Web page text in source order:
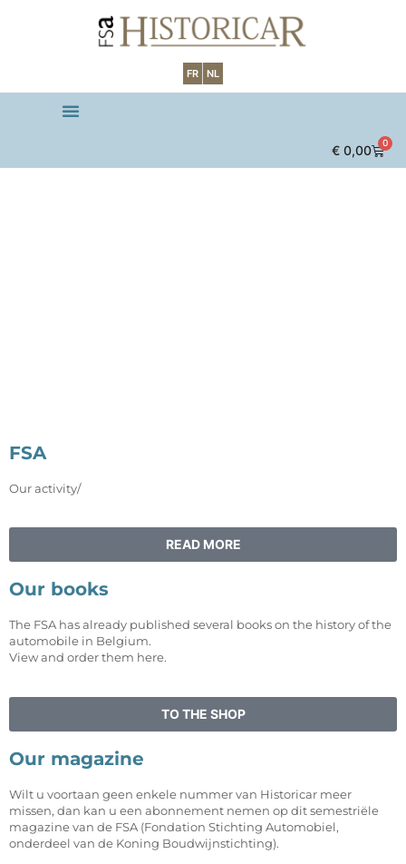
FR NL
€ 0,00 0
FSA
Our activity/
READ MORE
Our books
The FSA has already published several books on the history of the
automobile in Belgium.
View and order them here.
TO THE SHOP
Our magazine
Wilt u voortaan geen enkele nummer van Historicar meer
missen, dan kan u een abonnement nemen op dit semestriële
magazine van de FSA (Fondation Stichting Automobiel,
onderdeel van de Koning Boudwijnstichting).